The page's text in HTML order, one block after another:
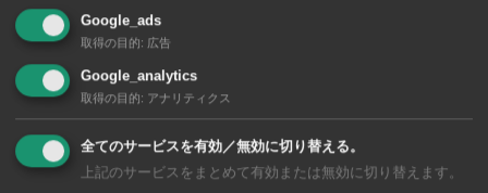
【タイ・バンコク】 マルシェトンロー内の「TOPS」で買える薬
2026年版
Google_ads
取得の目的: 広告
Google_analytics
取得の目的: アナリティクス
全てのサービスを有効／無効に切り替える。
上記のサービスをまとめて有効または無効に切り替えます。